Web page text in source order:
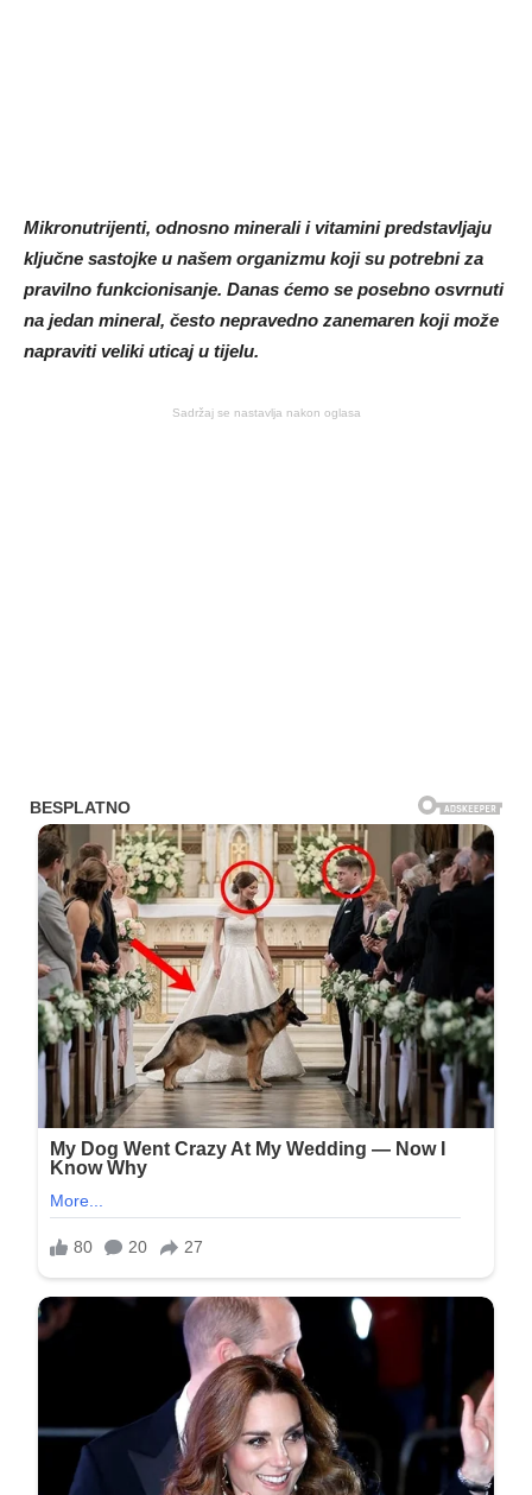
Mikronutrijenti, odnosno minerali i vitamini predstavljaju
ključne sastojke u našem organizmu koji su potrebni za
pravilno funkcionisanje. Danas ćemo se posebno osvrnuti
na jedan mineral, često nepravedno zanemaren koji može
napraviti veliki uticaj u tijelu.
Sadržaj se nastavlja nakon oglasa